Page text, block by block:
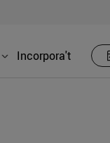
Incorpora't